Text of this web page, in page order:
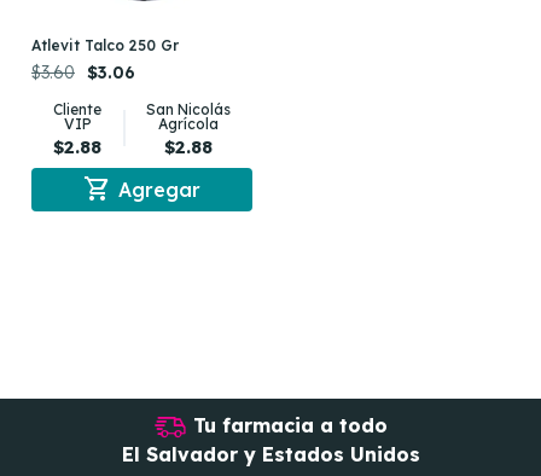
Atlevit Talco 250 Gr
$3.60 $3.06
Cliente
VIP
$2.88
San Nicolás
Agrícola
$2.88
shopping_cart Agregar
Tu farmacia a todo
El Salvador y Estados Unidos